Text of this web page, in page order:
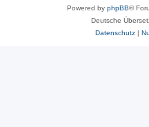
Powered by phpBB®
Deutsche
Datenschutz|